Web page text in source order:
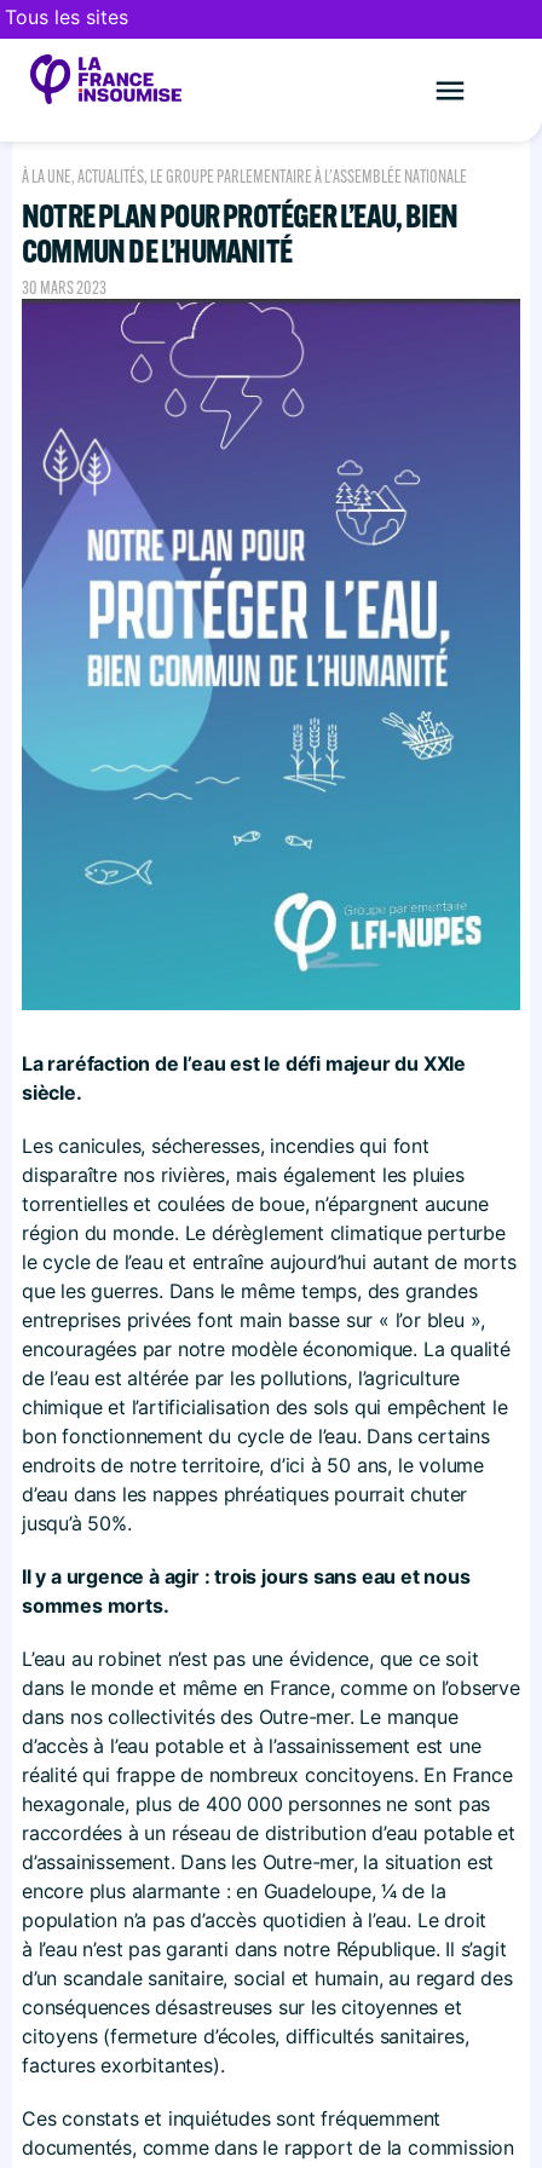
Tous les sites
À LA UNE,ACTUALITÉS, LE GROUPE PARLEMENTAIRE À L'ASSEMBLÉE NATIONALE
NOTRE PLAN POUR PROTÉGER L’EAU, BIEN
COMMUN DE L’HUMANITÉ
30 MARS 2023
La raréfaction de l’eau est le défi majeur du XXIe
siècle.
Les canicules, sécheresses, incendies qui font
disparaître nos rivières, mais également les pluies
torrentielles et coulées de boue, n’épargnent aucune
région du monde. Le dérèglement climatique perturbe
le cycle de l’eau et entraîne aujourd’hui autant de morts
que les guerres. Dans le même temps, des grandes
entreprises privées font main basse sur « l’or bleu »,
encouragées par notre modèle économique. La qualité
de l’eau est altérée par les pollutions, l’agriculture
chimique et l’artificialisation des sols qui empêchent le
bon fonctionnement du cycle de l’eau. Dans certains
endroits de notre territoire, d’ici à 50 ans, le volume
d’eau dans les nappes phréatiques pourrait chuter
jusqu’à 50%.
Il y a urgence à agir : trois jours sans eau et nous
sommes morts.
L’eau au robinet n’est pas une évidence, que ce soit
dans le monde et même en France, comme on l’observe
dans nos collectivités des Outre-mer. Le manque
d’accès à l’eau potable et à l’assainissement est une
réalité qui frappe de nombreux concitoyens. En France
hexagonale, plus de 400 000 personnes ne sont pas
raccordées à un réseau de distribution d’eau potable et
d’assainissement. Dans les Outre-mer, la situation est
encore plus alarmante : en Guadeloupe, 1⁄4 de la
population n’a pas d’accès quotidien à l’eau. Le droit
à l’eau n’est pas garanti dans notre République. Il s’agit
d’un scandale sanitaire, social et humain, au regard des
conséquences désastreuses sur les citoyennes et
citoyens (fermeture d’écoles, difficultés sanitaires,
factures exorbitantes).
Ces constats et inquiétudes sont fréquemment
documentés, comme dans le rapport de la commission